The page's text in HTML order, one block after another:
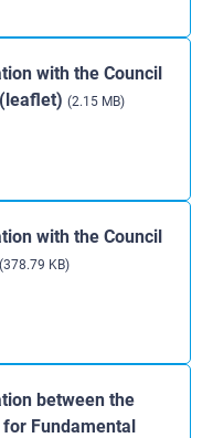
with the Council
(2.15 MB)
with the Council
(378.79 KB)
between the
for Fundamental